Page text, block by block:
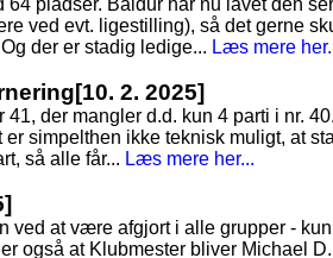
64 pladser. Baldur har nu lavet den
ved evt. ligestilling), så det gerne
der er stadig ledige... Læs mere
[10. 2. 2025]
der mangler d.d. kun 4 parti i nr.
simpelthen ikke teknisk muligt, at
så alle får... Læs mere her...
ved at være afgjort i alle grupper -
også at Klubmester bliver Michael